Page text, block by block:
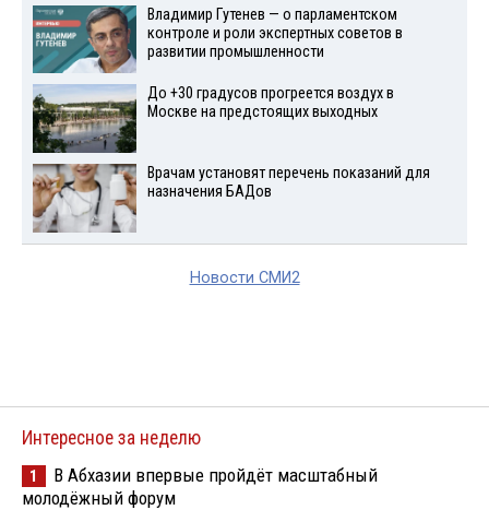
Владимир Гутенев — о парламентском
контроле и роли экспертных советов в
развитии промышленности
До +30 градусов прогреется воздух в
Москве на предстоящих выходных
Врачам установят перечень показаний для
назначения БАДов
Новости СМИ2
Интересное за неделю
1
В Абхазии впервые пройдёт масштабный
молодёжный форум